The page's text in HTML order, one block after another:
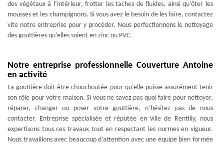
des végétaux à l’intérieur, frotter les taches de fluides, ainsi qu’ôter les
mousses et les champignons. Si vous avez le besoin de les faire, contactez
vite notre entreprise pour y procéder. Nous perfectionnons le nettoyage
des gouttières qu’elles soient en zinc ou PVC.
Notre entreprise professionnelle Couverture Antoine
en activité
La gouttière doit être chouchoutée pour qu’elle puisse assurément tenir
son rôle pour votre maison. Si vous ne savez pas quoi faire pour nettoyer,
réparer, changer ou poser votre gouttière, n’hésitez pas de nous
contacter. Entreprise spécialisée et réputée en ville de Rentilly, nous
expertisons tous ces travaux tout en respectant les normes en vigueur.
Nous travaillons avec beaucoup d’attention avec une équipe bien formée